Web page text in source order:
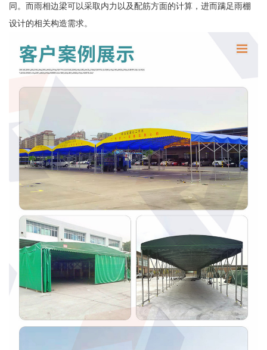
同。而雨相边梁可以采取内力以及配筋方面的计算，进而蹒足雨棚
设计的相关构造需求。